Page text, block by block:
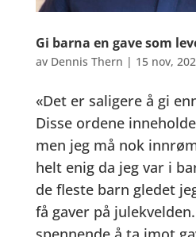
Gi barna en gave som
av Dennis Thern | 15 nov,
«Det er saligere å gi
Disse ordene
men jeg må nok
helt enig da jeg var i
de fleste barn gledet
få gaver på